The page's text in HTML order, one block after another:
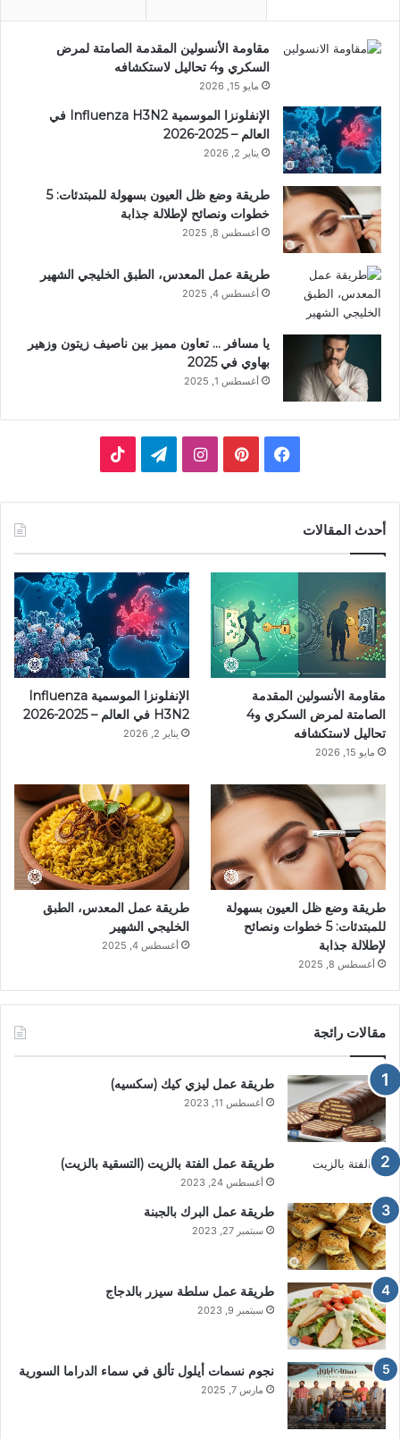
مقاومة الأنسولين المقدمة الصامتة لمرض
السكري و4 تحاليل لاستكشافه
مايو 15, 2026
الإنفلونزا الموسمية Influenza H3N2 في
العالم – 2025-2026
يناير 2, 2026
طريقة وضع ظل العيون بسهولة للمبتدئات: 5
خطوات ونصائح لإطلالة جذابة
أغسطس 8, 2025
طريقة عمل المعدس، الطبق الخليجي الشهير
أغسطس 4, 2025
يا مسافر … تعاون مميز بين ناصيف زيتون وزهير
بهاوي في 2025
أغسطس 1, 2025
فيسبوكبينتيريستانستقرامتيلقرام
أحدث المقالات
مقاومة الأنسولين المقدمة
الصامتة لمرض السكري و4
تحاليل لاستكشافه
مايو 15, 2026
الإنفلونزا الموسمية Influenza
H3N2 في العالم – 2025-2026
يناير 2, 2026
طريقة وضع ظل العيون بسهولة
للمبتدئات: 5 خطوات ونصائح
لإطلالة جذابة
أغسطس 8, 2025
طريقة عمل المعدس، الطبق
الخليجي الشهير
أغسطس 4, 2025
مقالات رائجة
طريقة عمل ليزي كيك (سكسيه)
أغسطس 11, 2023
طريقة عمل الفتة بالزيت (التسقية بالزيت)
أغسطس 24, 2023
طريقة عمل البرك بالجبنة
سبتمبر 27, 2023
طريقة عمل سلطة سيزر بالدجاج
سبتمبر 9, 2023
نجوم نسمات أيلول تألق في سماء الدراما السورية
مارس 7, 2025